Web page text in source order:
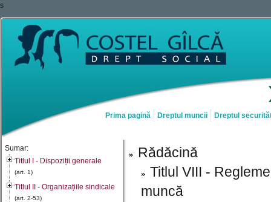
s
Prima pagină Dreptul muncii Dreptul
Sumar:
Titlul I - Dispoziții generale
(art. 1)
Titlul II - Organizațiile sindicale
(art. 2-53)
Rădăcină
Titlul VIII -
muncă